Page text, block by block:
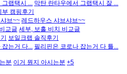
그랩택시 ... 막탄 란타우에서 그랩택시 잘 ...
부 캠핑후기
브~~ 레드하우스 샤브샤브~~
교글 세부, 보홀 비치 비교글
보일크랩 솔직후기
잡는거 다... 필리핀은 코로나 잡는거 다 틀...
분 이거 뭔지 아시는분 +5